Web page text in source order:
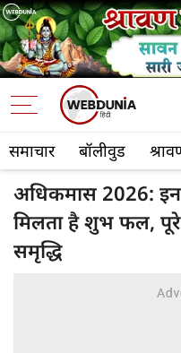
समाचार बॉलीवुड
अधिकमास 2026:
मिलता है शुभ फल,
समृद्धि